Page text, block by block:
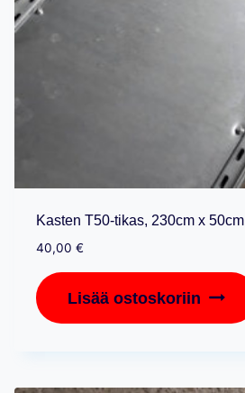
Kasten T50-tikas, 230cm x 50cm
40,00 €
Lisää ostoskoriin